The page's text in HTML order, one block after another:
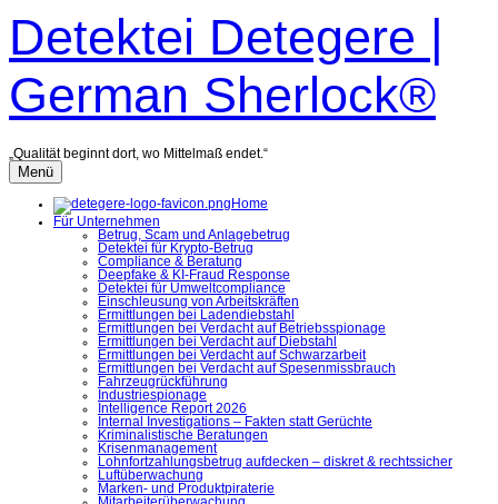
Inhalt
überspringen
Detektei Detegere |
German Sherlock®
„Qualität beginnt dort, wo Mittelmaß endet.“
Menü
Home
Für Unternehmen
Betrug, Scam und Anlagebetrug
Detektei für Krypto-Betrug
Compliance & Beratung
Deepfake & KI-Fraud Response
Detektei für Umweltcompliance
Einschleusung von Arbeitskräften
Ermittlungen bei Ladendiebstahl
Ermittlungen bei Verdacht auf Betriebsspionage
Ermittlungen bei Verdacht auf Diebstahl
Ermittlungen bei Verdacht auf Schwarzarbeit
Ermittlungen bei Verdacht auf Spesenmissbrauch
Fahrzeugrückführung
Industriespionage
Intelligence Report 2026
Internal Investigations – Fakten statt Gerüchte
Kriminalistische Beratungen
Krisenmanagement
Lohnfortzahlungsbetrug aufdecken – diskret & rechtssicher
Luftüberwachung
Marken- und Produktpiraterie
Mitarbeiterüberwachung